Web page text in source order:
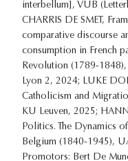
interbellum], VUB
CHARRIS DE SMET,
comparative discourse
consumption in French
Revolution (1789-
Lyon 2, 2024; LUKE
Catholicism and
KU Leuven, 2025;
Politics. The Dynamics
Belgium (1840-1945),
Promotors: Bert De